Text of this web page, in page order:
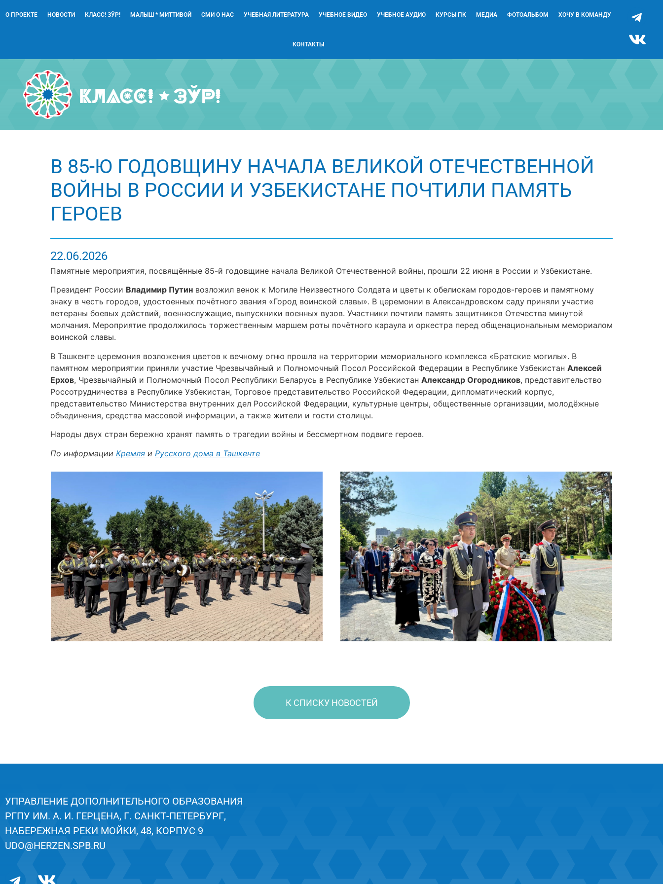
О ПРОЕКТЕ НОВОСТИ КЛАСС! ЗЎР! МАЛЫШ * МИТТИВОЙ СМИ О НАС УЧЕБНАЯ ЛИТЕРАТУРА УЧЕБНОЕ ВИДЕО УЧЕБНОЕ АУДИО КУРСЫ ПК МЕДИА ФОТОАЛЬБОМ ХОЧУ В КОМАНДУ
КОНТАКТЫ
В 85-Ю ГОДОВЩИНУ НАЧАЛА ВЕЛИКОЙ ОТЕЧЕСТВЕННОЙ
ВОЙНЫ В РОССИИ И УЗБЕКИСТАНЕ ПОЧТИЛИ ПАМЯТЬ
ГЕРОЕВ
22.06.2026
Памятные мероприятия, посвящённые 85-й годовщине начала Великой Отечественной войны, прошли 22 июня в России и Узбекистане.
Президент России Владимир Путин возложил венок к Могиле Неизвестного Солдата и цветы к обелискам городов-героев и памятному
знаку в честь городов, удостоенных почётного звания «Город воинской славы». В церемонии в Александровском саду приняли участие
ветераны боевых действий, военнослужащие, выпускники военных вузов. Участники почтили память защитников Отечества минутой
молчания. Мероприятие продолжилось торжественным маршем роты почётного караула и оркестра перед общенациональным мемориалом
воинской славы.
В Ташкенте церемония возложения цветов к вечному огню прошла на территории мемориального комплекса «Братские могилы». В
памятном мероприятии приняли участие Чрезвычайный и Полномочный Посол Российской Федерации в Республике Узбекистан Алексей
Ерхов, Чрезвычайный и Полномочный Посол Республики Беларусь в Республике Узбекистан Александр Огородников, представительство
Россотрудничества в Республике Узбекистан, Торговое представительство Российской Федерации, дипломатический корпус,
представительство Министерства внутренних дел Российской Федерации, культурные центры, общественные организации, молодёжные
объединения, средства массовой информации, а также жители и гости столицы.
Народы двух стран бережно хранят память о трагедии войны и бессмертном подвиге героев.
По информации Кремля и Русского дома в Ташкенте
К СПИСКУ НОВОСТЕЙ
УПРАВЛЕНИЕ ДОПОЛНИТЕЛЬНОГО ОБРАЗОВАНИЯ
РГПУ ИМ. А. И. ГЕРЦЕНА, Г. САНКТ-ПЕТЕРБУРГ,
НАБЕРЕЖНАЯ РЕКИ МОЙКИ, 48, КОРПУС 9
UDO@HERZEN.SPB.RU